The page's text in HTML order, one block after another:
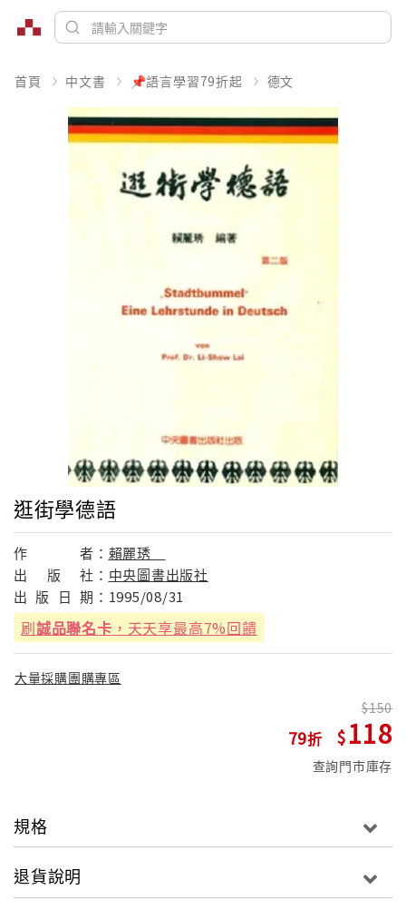
首頁 中文書 📌語言學習79折起 德文
逛街學德語
作 者： 賴麗琇
出
版 社： 中央圖書出版社
出 版 日 期： 1995/08/31
刷誠品聯名卡 ，天天享最高7%回饋
大量採購團購專區
79
150
118
查詢門市庫存
規格
退貨說明